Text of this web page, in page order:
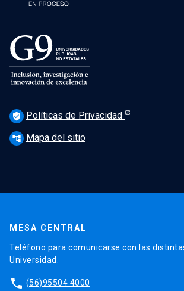
verified_user Políticas de Privacidad
account_tree Mapa del sitio
MESA CENTRAL
Teléfono para comunicarse con las
Universidad.
phone (56)95504 4000